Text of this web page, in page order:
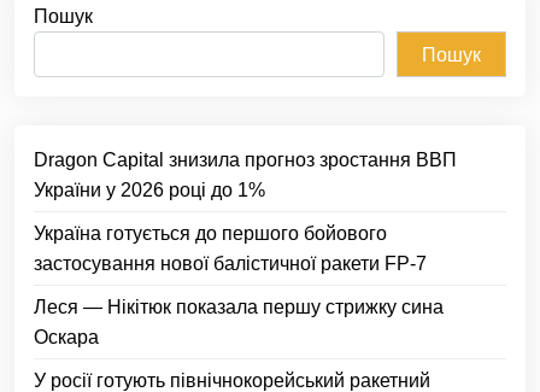
Пошук
Пошук
Dragon Capital знизила прогноз зростання ВВП
України у 2026 році до 1%
Україна готується до першого бойового
застосування нової балістичної ракети FP-7
Леся — Нікітюк показала першу стрижку сина
Оскара
У росії готують північнокорейський ракетний